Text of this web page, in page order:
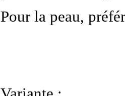
Pour la peau,